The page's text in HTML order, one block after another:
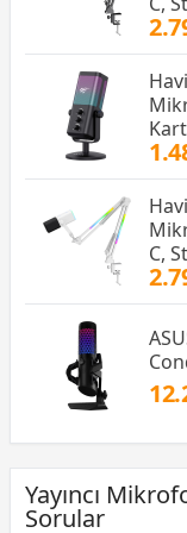
C,
Yayıncı
Sorular